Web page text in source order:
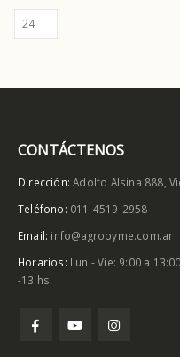
CONTÁCTENOS
Dirección: Adolfo Alsina 888,
Teléfono: 011-4519-2958
Email: info@agropyme.com.ar
Horarios: Lun - Vie: 9:00 a
-13 hs.